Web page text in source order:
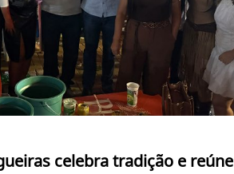
celebra tradição e reúne